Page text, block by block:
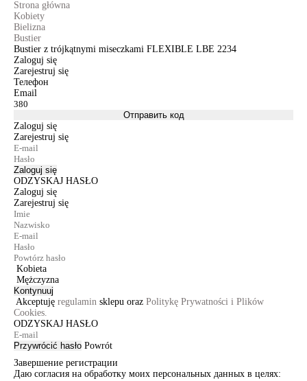
Strona główna
Kobiety
Bielizna
Bustier
Bustier z trójkątnymi miseczkami FLEXIBLE LBE 2234
Zaloguj się
Zarejestruj się
Телефон
Email
Отправить код
Zaloguj się
Zarejestruj się
Zaloguj się
ODZYSKAJ HASŁO
Zaloguj się
Zarejestruj się
Kobieta
Mężczyzna
Kontynuuj
Akceptuję regulamin sklepu oraz Politykę Prywatności i Plików
Cookies.
ODZYSKAJ HASŁO
Przywrócić hasło Powrót
Завершение регистрации
Даю согласия на обработку моих персональных данных в целях: